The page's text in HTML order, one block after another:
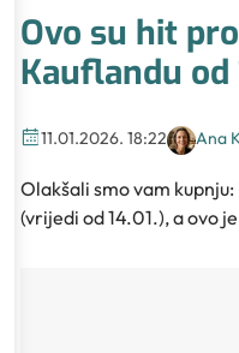
Ovo su hit
Kauflandu od
11.01.2026. 18:22 Ana
Olakšali smo vam kupnju:
(vrijedi od 14.01.), a ovo